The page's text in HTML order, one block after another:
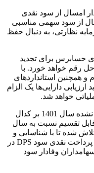
امسال از سود نقدی
از سود سهمی مناسبی
نظارتی، به دنبال حفظ
حسابرس برای تجدید
رقم خواهد خورد. با
همچنین استانداردهای
دارایی‌ها یک الزام
خواهد شد.
وی افزود: صورت‌های مالی حسابرسی نشده سال 1401 بر کدال
تقسیم نسبت به سال
شده تا با شناسایی و
ارزیابی ظرفیت‌های جدید، شرایط برای پرداخت نقدی سود DPS در
وفادار سود